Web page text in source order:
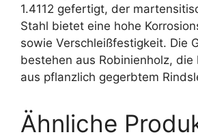
1.4112 gefertigt, der
Stahl bietet eine hohe
sowie Verschleißfestigkeit. Die
bestehen aus Robinienholz, die
aus pflanzlich gegerbtem
Ähnliche